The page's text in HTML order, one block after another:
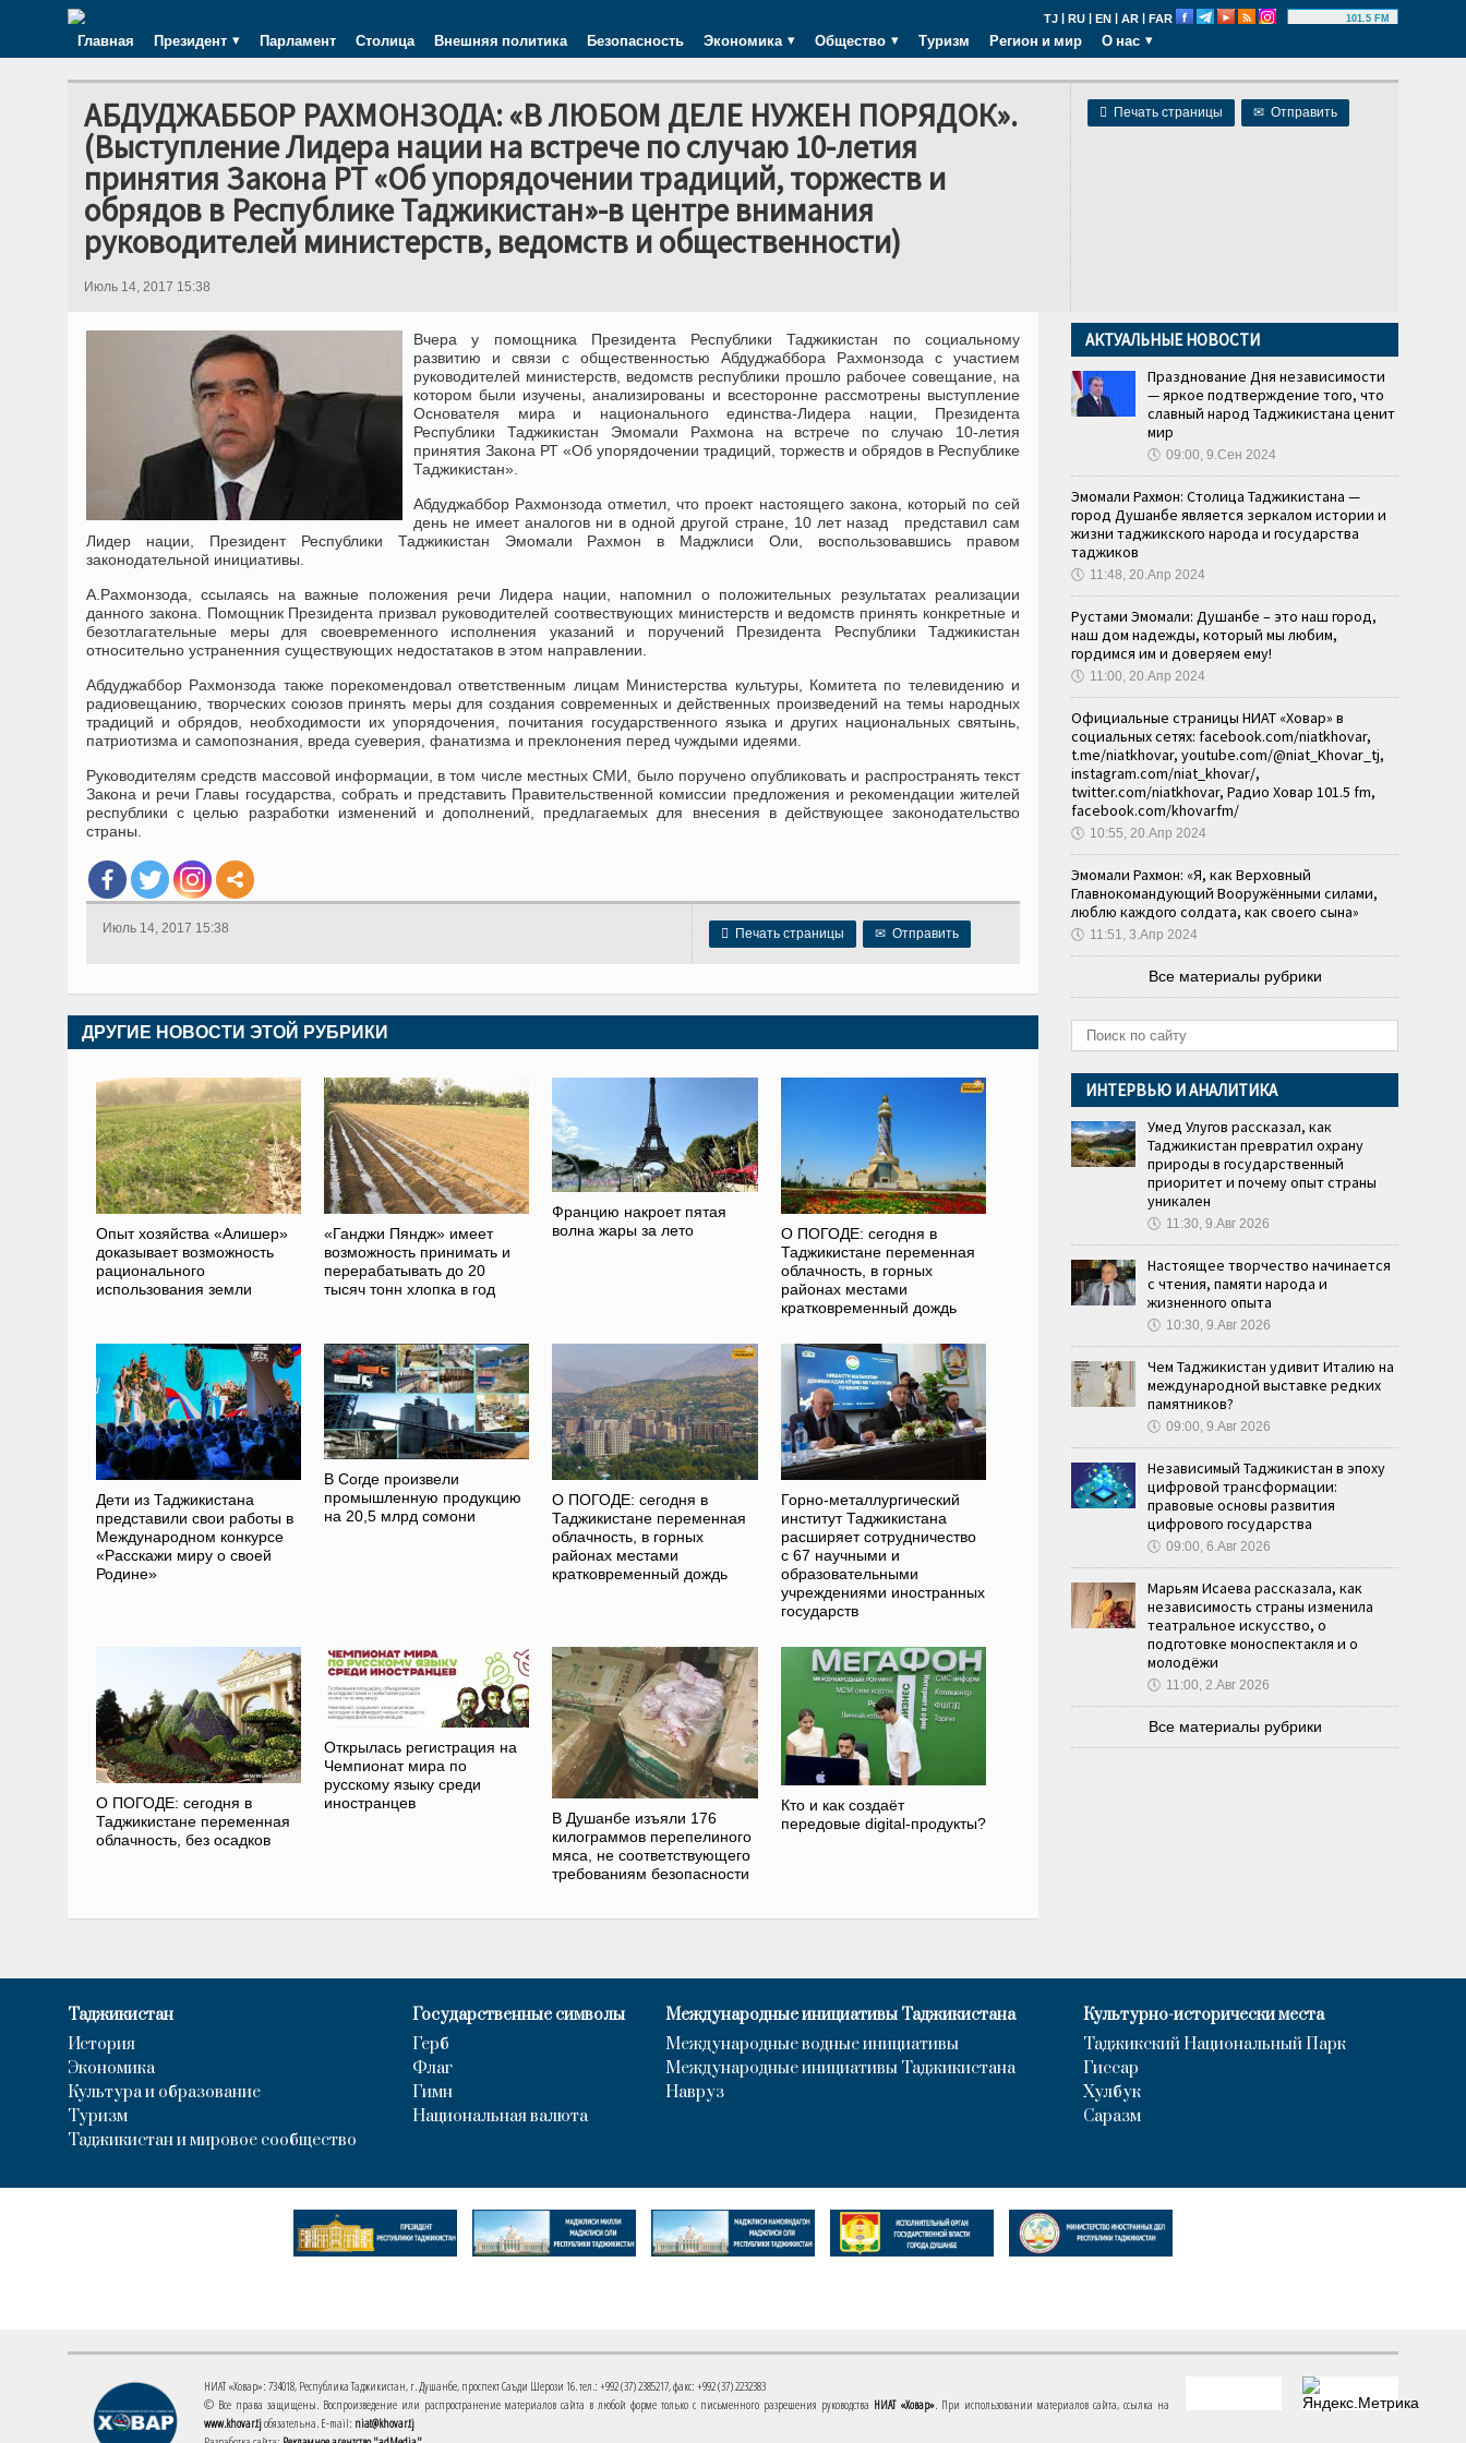
TJ | RU | EN | AR | FAR 101.5 FM
Главная Президент Парламент Столица Внешняя политика Безопасность Экономика Общество Туризм Регион и мир О нас
 Печать страницы ✉ Отправить
АБДУДЖАББОР РАХМОНЗОДА: «В ЛЮБОМ ДЕЛЕ НУЖЕН ПОРЯДОК».
(Выступление Лидера нации на встрече по случаю 10-летия
принятия Закона РТ «Об упорядочении традиций, торжеств и
обрядов в Республике Таджикистан»-в центре внимания
руководителей министерств, ведомств и общественности)
Июль 14, 2017 15:38
Вчера у помощника Президента Республики Таджикистан по социальному
развитию и связи с общественностью Абдуджаббора Рахмонзода с участием
руководителей министерств, ведомств республики прошло рабочее совещание, на
котором были изучены, анализированы и всесторонне рассмотрены выступление
Основателя мира и национального единства-Лидера нации, Президента
Республики Таджикистан Эмомали Рахмона на встрече по случаю 10-летия
принятия Закона РТ «Об упорядочении традиций, торжеств и обрядов в Республике
Таджикистан».
Абдуджаббор Рахмонзода отметил, что проект настоящего закона, который по сей
день не имеет аналогов ни в одной другой стране, 10 лет назад представил сам
Лидер нации, Президент Республики Таджикистан Эмомали Рахмон в Маджлиси Оли, воспользовавшись правом
законодательной инициативы.
А.Рахмонзода, ссылаясь на важные положения речи Лидера нации, напомнил о положительных результатах реализации
данного закона. Помощник Президента призвал руководителей соотвествующих министерств и ведомств принять конкретные и
безотлагательные меры для своевременного исполнения указаний и поручений Президента Республики Таджикистан
относительно устраненния существующих недостатаков в этом направлении.
Абдуджаббор Рахмонзода также порекомендовал ответственным лицам Министерства культуры, Комитета по телевидению и
радиовещанию, творческих союзов принять меры для создания современных и действенных произведений на темы народных
традиций и обрядов, необходимости их упорядочения, почитания государственного языка и других национальных святынь,
патриотизма и самопознания, вреда суеверия, фанатизма и преклонения перед чуждыми идеями.
Руководителям средств массовой информации, в том числе местных СМИ, было поручено опубликовать и распространять текст
Закона и речи Главы государства, собрать и представить Правительственной комиссии предложения и рекомендации жителей
республики с целью разработки изменений и дополнений, предлагаемых для внесения в действующее законодательство
страны.
 Печать страницы ✉ Отправить
Июль 14, 2017 15:38
ДРУГИЕ НОВОСТИ ЭТОЙ РУБРИКИ
Опыт хозяйства «Алишер»
доказывает возможность
рационального
использования земли
«Ганджи Пяндж» имеет
возможность принимать и
перерабатывать до 20
тысяч тонн хлопка в год
Францию накроет пятая
волна жары за лето
О ПОГОДЕ: сегодня в
Таджикистане переменная
облачность, в горных
районах местами
кратковременный дождь
Дети из Таджикистана
представили свои работы в
Международном конкурсе
«Расскажи миру о своей
Родине»
В Согде произвели
промышленную продукцию
на 20,5 млрд сомони
О ПОГОДЕ: сегодня в
Таджикистане переменная
облачность, в горных
районах местами
кратковременный дождь
Горно-металлургический
институт Таджикистана
расширяет сотрудничество
с 67 научными и
образовательными
учреждениями иностранных
государств
О ПОГОДЕ: сегодня в
Таджикистане переменная
облачность, без осадков
Открылась регистрация на
Чемпионат мира по
русскому языку среди
иностранцев
В Душанбе изъяли 176
килограммов перепелиного
мяса, не соответствующего
требованиям безопасности
Кто и как создаёт
передовые digital-продукты?
АКТУАЛЬНЫЕ НОВОСТИ
Празднование Дня независимости
— яркое подтверждение того, что
славный народ Таджикистана ценит
мир
🕔 09:00, 9.Сен 2024
Эмомали Рахмон: Столица Таджикистана —
город Душанбе является зеркалом истории и
жизни таджикского народа и государства
таджиков
🕔 11:48, 20.Апр 2024
Рустами Эмомали: Душанбе – это наш город,
наш дом надежды, который мы любим,
гордимся им и доверяем ему!
🕔 11:00, 20.Апр 2024
Официальные страницы НИАТ «Ховар» в
социальных сетях: facebook.com/niatkhovar,
t.me/niatkhovar, youtube.com/@niat_Khovar_tj,
instagram.com/niat_khovar/,
twitter.com/niatkhovar, Радио Ховар 101.5 fm,
facebook.com/khovarfm/
🕔 10:55, 20.Апр 2024
Эмомали Рахмон: «Я, как Верховный
Главнокомандующий Вооружёнными силами,
люблю каждого солдата, как своего сына»
🕔 11:51, 3.Апр 2024
Все материалы рубрики
ИНТЕРВЬЮ И АНАЛИТИКА
Умед Улугов рассказал, как
Таджикистан превратил охрану
природы в государственный
приоритет и почему опыт страны
уникален
🕔 11:30, 9.Авг 2026
Настоящее творчество начинается
с чтения, памяти народа и
жизненного опыта
🕔 10:30, 9.Авг 2026
Чем Таджикистан удивит Италию на
международной выставке редких
памятников?
🕔 09:00, 9.Авг 2026
Независимый Таджикистан в эпоху
цифровой трансформации:
правовые основы развития
цифрового государства
🕔 09:00, 6.Авг 2026
Марьям Исаева рассказала, как
независимость страны изменила
театральное искусство, о
подготовке моноспектакля и о
молодёжи
🕔 11:00, 2.Авг 2026
Все материалы рубрики
Таджикистан
История
Экономика
Культура и образование
Туризм
Таджикистан и мировое сообщество
Государственные символы
Герб
Флаг
Гимн
Национальная валюта
Международные инициативы Таджикистана
Международные водные инициативы
Международные инициативы Таджикистана
Навруз
Культурно-исторически места
Таджикский Национальный Парк
Гиссар
Хулбук
Саразм
НИАТ «Ховар»: 734018, Республика Таджикистан, г. Душанбе, проспект Саъди Шерози 16. тел.: +992 (37) 2385217, факс: +992 (37) 2232383
© Все права защищены. Воспроизведение или распространение материалов сайта в любой форме только с письменного разрешения руководства НИАТ «Ховар» . При использовании материалов сайта, ссылка на
www.khovar.tjобязательна. E-mail: niat@khovar.tj